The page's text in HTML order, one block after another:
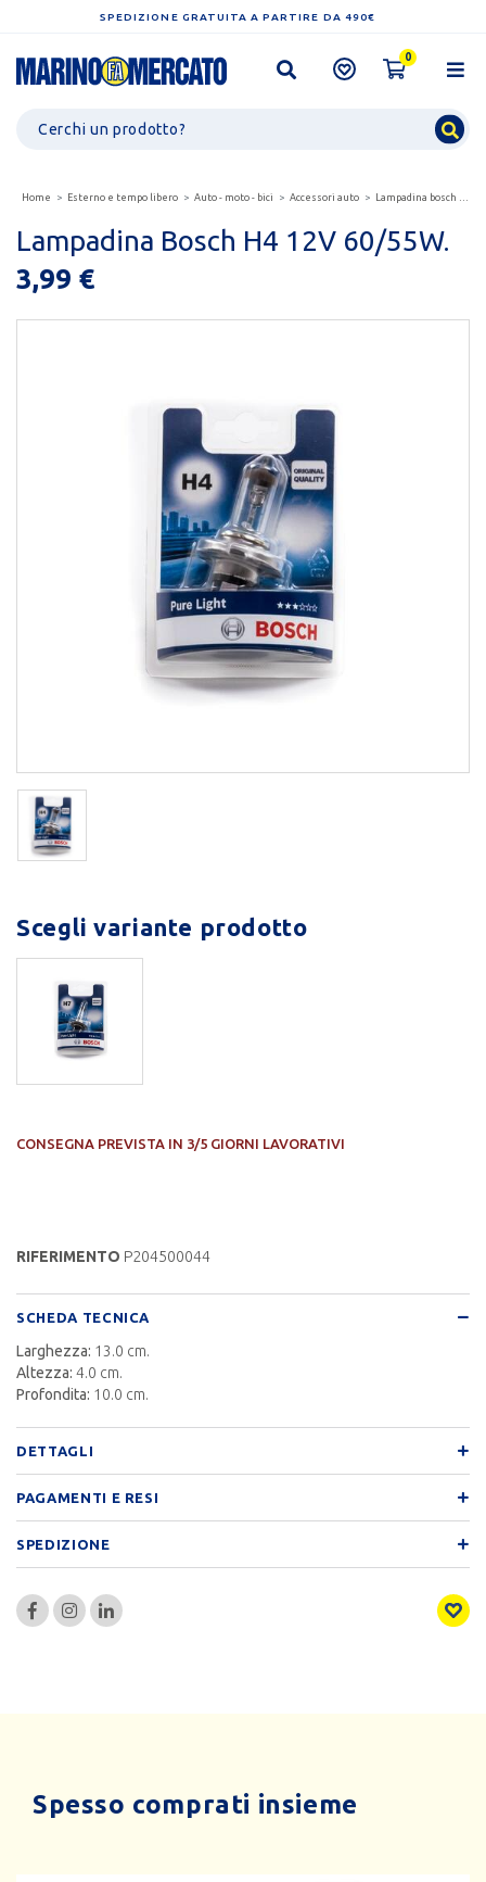
SPEDIZIONE GRATUITA A PARTIRE DA 490€
0
Home Esterno e tempo libero Auto - moto - bici Accessori auto Lampadina bosch h4 12v 60/55w.
Lampadina Bosch H4 12V 60/55W.
3,99 €
Scegli variante prodotto
CONSEGNA PREVISTA IN 3/5 GIORNI LAVORATIVI
RIFERIMENTO P204500044
SCHEDA TECNICA
Larghezza: 13.0 cm.
Altezza: 4.0 cm.
Profondita: 10.0 cm.
DETTAGLI
PAGAMENTI E RESI
SPEDIZIONE
Spesso comprati insieme